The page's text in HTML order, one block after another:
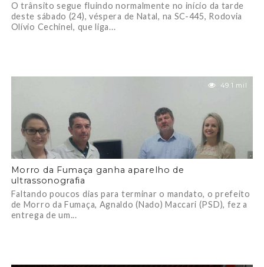
O trânsito segue fluindo normalmente no início da tarde
deste sábado (24), véspera de Natal, na SC-445, Rodovia
Olívio Cechinel, que liga...
49.1 mil
Morro da Fumaça ganha aparelho de
ultrassonografia
Faltando poucos dias para terminar o mandato, o prefeito
de Morro da Fumaça, Agnaldo (Nado) Maccari (PSD), fez a
entrega de um...